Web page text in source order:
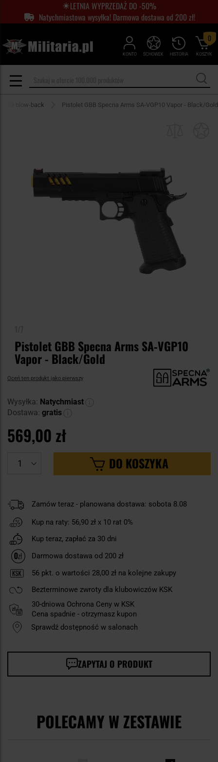
LETNIA WYPRZEDAŻ DO -50%
Natychmiastowa wysyłka! Darmowa dostawa od 200 zł!
KONTO HISTORIA
SCHOWEK KOSZYK
0
blow-back Pistolet GBB Specna Arms SA‑VGP10 Vapor - Black/Gold
Pistolet GBB Specna Arms SA‑VGP10
Vapor - Black/Gold
Oceń ten produkt jako pierwszy
Wysyłka: Natychmiast
Dostawa: gratis
569,00 zł
DO KOSZYKA
Zamów teraz - planowana dostawa: sobota 8.08
Kup na raty: 56,90 zł x 10 rat 0%
Kup teraz, zapłać za 30 dni
Darmowa dostawa od 200 zł
56 pkt. o wartości 28,00 zł na kolejne zakupy
Bezterminowe zwroty dla klubowiczów KSK
30-dniowa Ochrona Ceny w KSK
Cena spadnie - otrzymasz kupon
Sprawdź dostępność w salonach
ZAPYTAJ O PRODUKT
POLECAMY W ZESTAWIE